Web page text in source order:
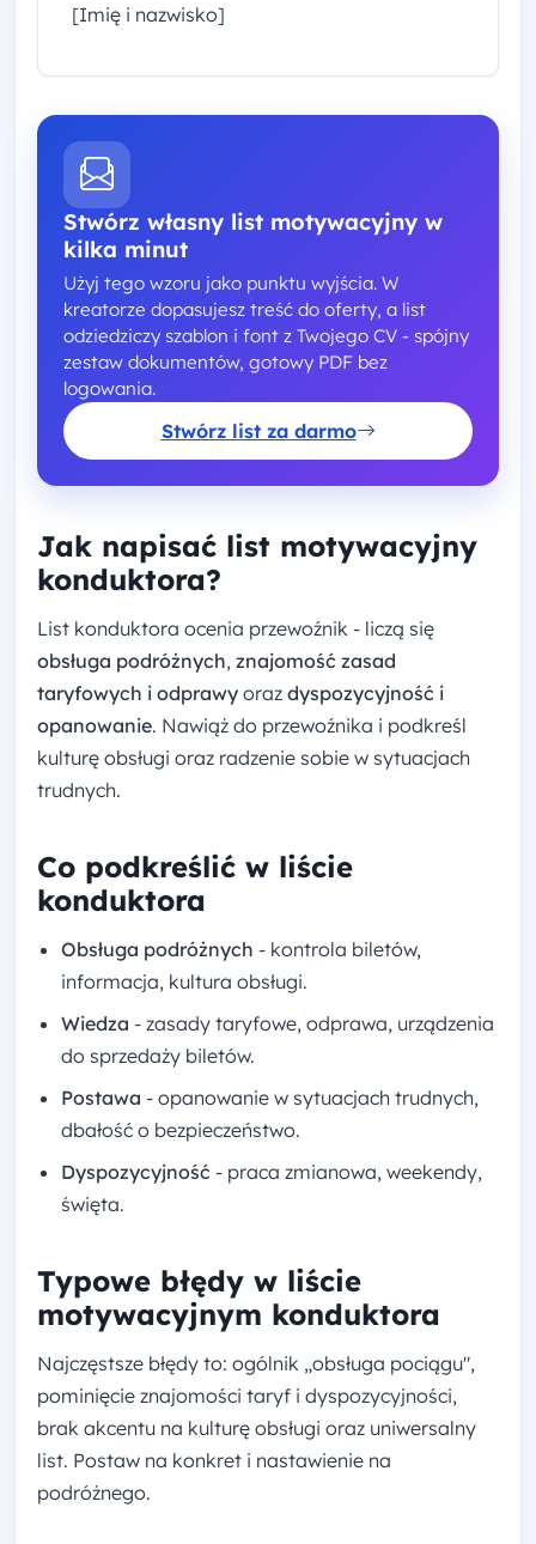
[Imię i nazwisko]
Stwórz własny list motywacyjny w
kilka minut
Użyj tego wzoru jako punktu wyjścia. W
kreatorze dopasujesz treść do oferty, a list
odziedziczy szablon i font z Twojego CV - spójny
zestaw dokumentów, gotowy PDF bez
logowania.
Stwórz list za darmo
Jak napisać list motywacyjny
konduktora?
List konduktora ocenia przewoźnik - liczą się
obsługa podróżnych, znajomość zasad
taryfowych i odprawy oraz dyspozycyjność i
opanowanie. Nawiąż do przewoźnika i podkreśl
kulturę obsługi oraz radzenie sobie w sytuacjach
trudnych.
Co podkreślić w liście
konduktora
Obsługa podróżnych - kontrola biletów,
informacja, kultura obsługi.
Wiedza - zasady taryfowe, odprawa, urządzenia
do sprzedaży biletów.
Postawa - opanowanie w sytuacjach trudnych,
dbałość o bezpieczeństwo.
Dyspozycyjność - praca zmianowa, weekendy,
święta.
Typowe błędy w liście
motywacyjnym konduktora
Najczęstsze błędy to: ogólnik „obsługa pociągu",
pominięcie znajomości taryf i dyspozycyjności,
brak akcentu na kulturę obsługi oraz uniwersalny
list. Postaw na konkret i nastawienie na
podróżnego.